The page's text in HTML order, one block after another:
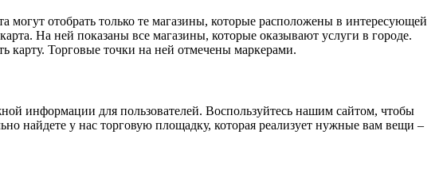
могут отобрать только те магазины, которые расположены в интересующей
На ней показаны все магазины, которые оказывают услуги в городе.
карту. Торговые точки на ней отмечены маркерами.
информации для пользователей. Воспользуйтесь нашим сайтом, чтобы
найдете у нас торговую площадку, которая реализует нужные вам вещи –